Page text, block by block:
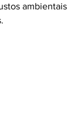
ambientais